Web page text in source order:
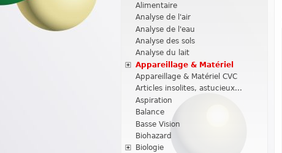
Alimentaire
Analyse de l'air
Analyse de l'eau
Analyse des sols
Analyse du lait
Appareillage & Matériel
Appareillage & Matériel CVC
Articles insolites, astucieux...
Aspiration
Balance
Basse Vision
Biohazard
Biologie